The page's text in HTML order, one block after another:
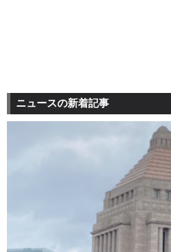
ニュースの新着記事